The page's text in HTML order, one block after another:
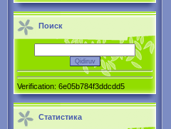
Поиск
Verification: 6e05b784f3ddcdd5
Статистика